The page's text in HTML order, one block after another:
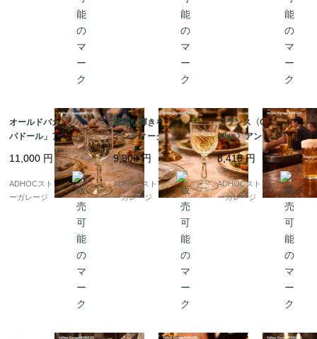
オールドバカラ「ポン
パドール」アシッドエ
ッチング ウォーターグ
ラス ? 優美な花文様が
浮かび上がる、18cm
アンティークグラス ?
11,000 円
ADHOCストア・イエロ
ーガレージ
繊細な輝きを楽しむ ?
アンティーク クリスタ
ルカット ワイングラス
（高さ13cm）
9,900円
ADHOCストア・イエロ
ーガレージ
フランス〈Champigne
ulles〉アンティーク・
ビアグラス 25cl（2客
セット）
8,415円
ADHOCストア・イエロ
ーガレージ